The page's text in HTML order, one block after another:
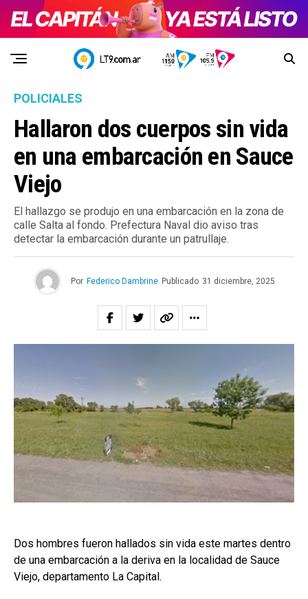
POLICIALES
Hallaron dos cuerpos sin vida
en una embarcación en Sauce
Viejo
El hallazgo se produjo en una embarcación en la zona de
calle Salta al fondo. Prefectura Naval dio aviso tras
detectar la embarcación durante un patrullaje.
Por Federico Dambrine Publicado 31 diciembre, 2025
Dos hombres fueron hallados sin vida este martes dentro
de una embarcación a la deriva en la localidad de Sauce
Viejo, departamento La Capital.